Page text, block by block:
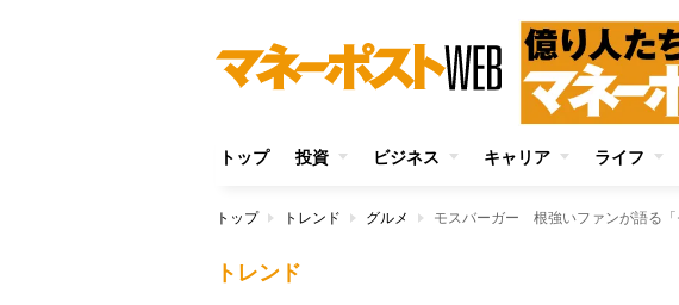
トップ 投資 ビジネス キャリア ライフ
トップ トレンド グルメ モスバーガー 根強いファンが語る「
トレンド